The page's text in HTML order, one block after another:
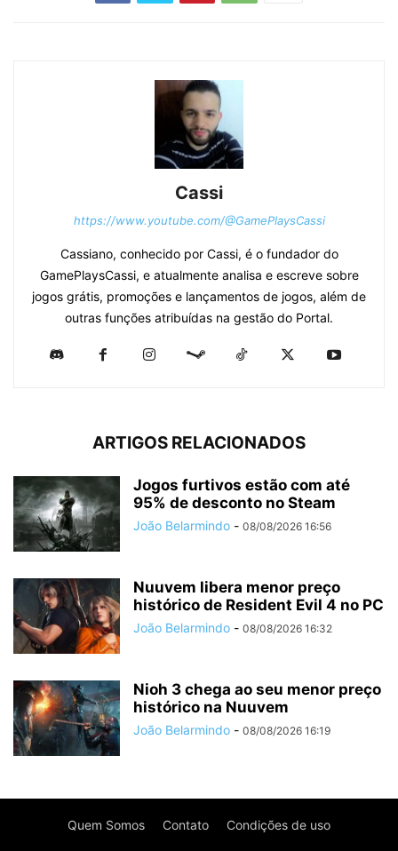
Cassi
https://www.youtube.com/@GamePlaysCassi
Cassiano, conhecido por Cassi, é o fundador do
GamePlaysCassi, e atualmente analisa e escreve sobre
jogos grátis, promoções e lançamentos de jogos, além de
outras funções atribuídas na gestão do Portal.
ARTIGOS RELACIONADOS
Jogos furtivos estão com até
95% de desconto no Steam
João Belarmindo - 08/08/2026 16:56
Nuuvem libera menor preço
histórico de Resident Evil 4 no PC
João Belarmindo - 08/08/2026 16:32
Nioh 3 chega ao seu menor preço
histórico na Nuuvem
João Belarmindo - 08/08/2026 16:19
Quem Somos Contato Condições de uso